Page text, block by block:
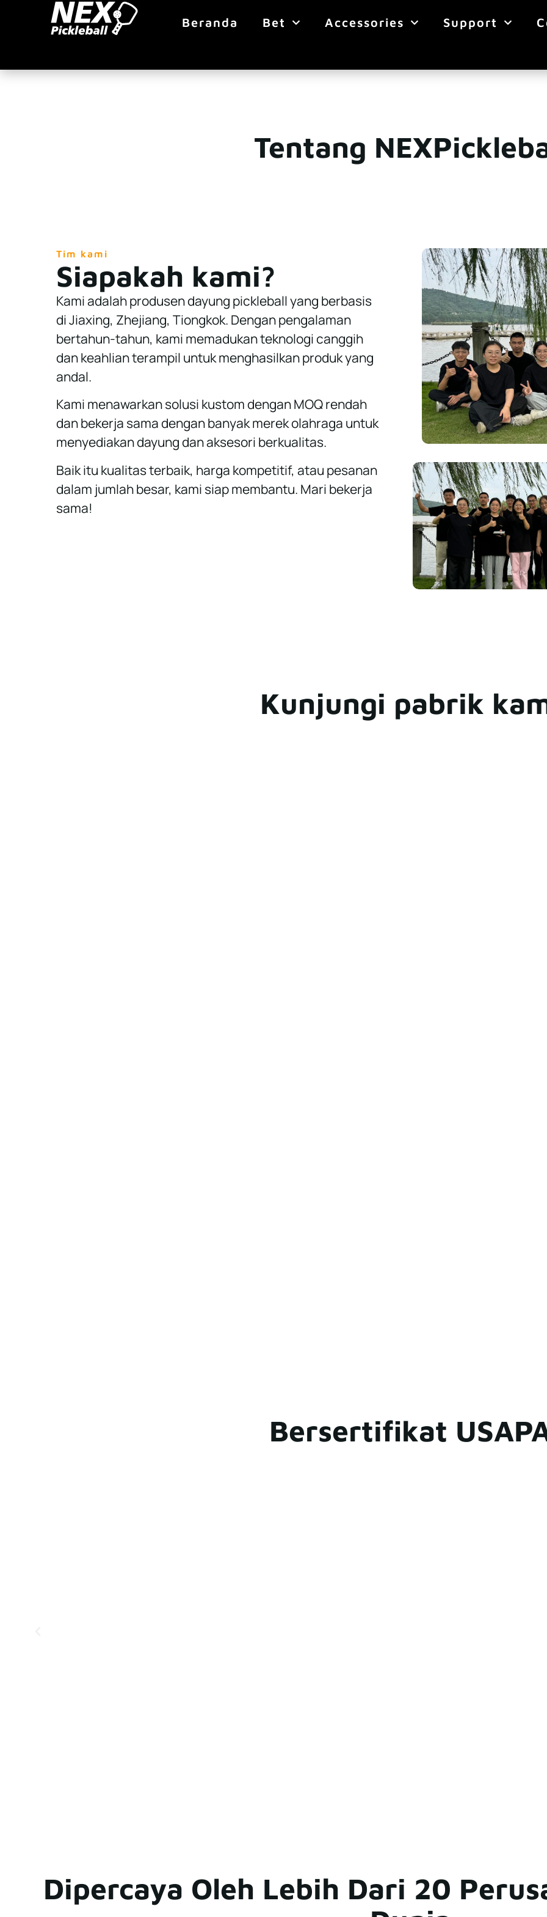
Beranda Bet Accessories Support
Tentang
Tim kami
Siapakah kami?
Kami adalah produsen dayung pickleball yang berbasis
di Jiaxing, Zhejiang, Tiongkok. Dengan pengalaman
bertahun-tahun, kami memadukan teknologi canggih
dan keahlian terampil untuk menghasilkan produk yang
andal.
Kami menawarkan solusi kustom dengan MOQ rendah
dan bekerja sama dengan banyak merek olahraga untuk
menyediakan dayung dan aksesori berkualitas.
Baik itu kualitas terbaik, harga kompetitif, atau pesanan
dalam jumlah besar, kami siap membantu. Mari bekerja
sama!
Kunjungi pabrik
Bersertifikat
Dipercaya Oleh Lebih Dari 20